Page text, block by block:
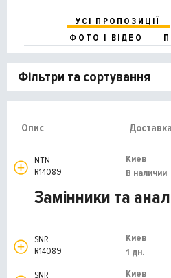
УСІ ПРОПОЗИЦІЇ
ФОТО І ВІДЕО
Фільтри та сортування
Опис Доставка
NTN
R14089
Киев
В наличии
Замінники та
SNR
R14089
Киев
1 дн.
SNR
Киев